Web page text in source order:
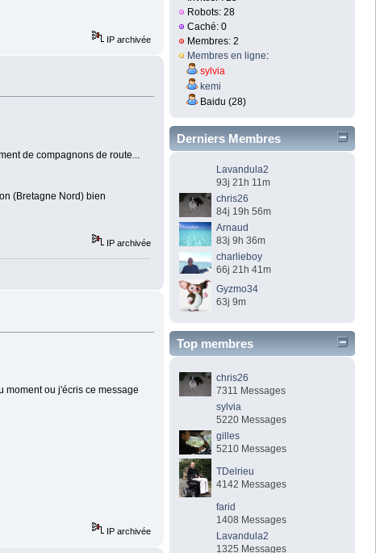
IP archivée
de compagnons de route...
(Bretagne Nord) bien
IP archivée
moment ou j'écris ce message
IP archivée
Robots: 28
Caché: 0
Membres: 2
Membres en ligne:
sylvia
kemi
Baidu (28)
Derniers Membres
Lavandula2
93j 21h 11m
chris26
84j 19h 56m
Arnaud
83j 9h 36m
charlieboy
66j 21h 41m
Gyzmo34
63j 9m
Top membres
chris26
7311 Messages
sylvia
5220 Messages
gilles
5210 Messages
TDelrieu
4142 Messages
farid
1408 Messages
Lavandula2
1325 Messages